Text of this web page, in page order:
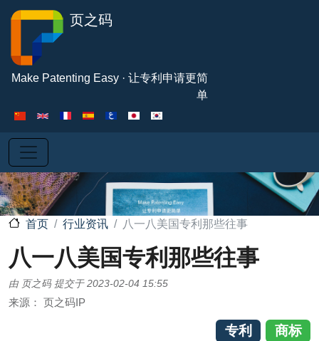
页之码
Make Patenting Easy · 让专利申请更简
单
首页 行业资讯 八一八美国专利那些往事
八一八美国专利那些往事
由 页之码 提交于 2023-02-04 15:55
来源： 页之码IP
专利 商标